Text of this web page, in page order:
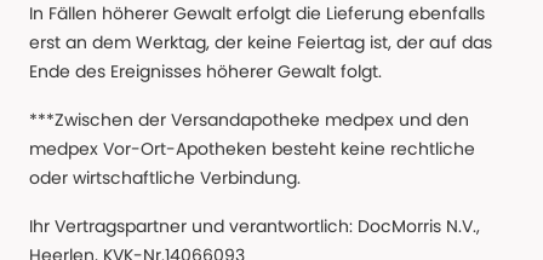
In Fällen höherer Gewalt erfolgt die Lieferung ebenfalls
erst an dem Werktag, der keine Feiertag ist, der auf das
Ende des Ereignisses höherer Gewalt folgt.
***Zwischen der Versandapotheke medpex und den
medpex Vor-Ort-Apotheken besteht keine rechtliche
oder wirtschaftliche Verbindung.
Ihr Vertragspartner und verantwortlich: DocMorris N.V.,